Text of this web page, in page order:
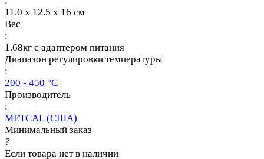
11.0 x 12.5 x 16 см
Вес
:
1.68кг с адаптером питания
Диапазон регулировки температуры
:
200 - 450 °C
Производитель
:
METCAL (США)
Минимальный заказ
?
Если товара нет в наличии